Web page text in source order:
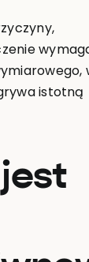
istotną